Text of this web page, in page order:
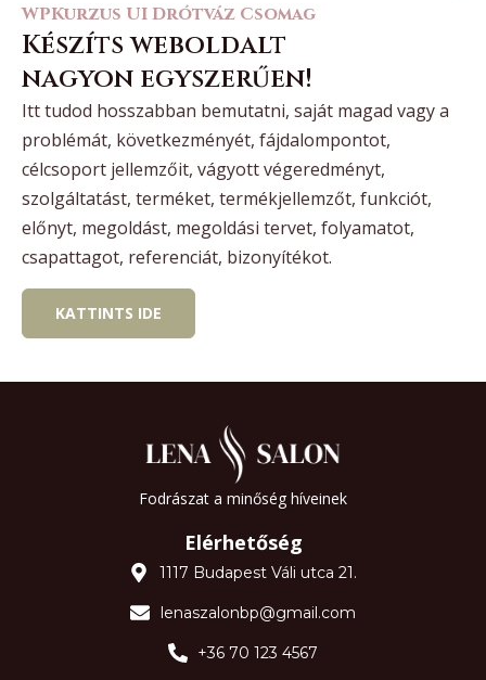
WPKurzus UI Drótváz Csomag
Készíts weboldalt
nagyon egyszerűen!
Itt tudod hosszabban bemutatni, saját magad vagy a
problémát, következményét, fájdalompontot,
célcsoport jellemzőit, vágyott végeredményt,
szolgáltatást, terméket, termékjellemzőt, funkciót,
előnyt, megoldást, megoldási tervet, folyamatot,
csapattagot, referenciát, bizonyítékot.
KATTINTS IDE
Fodrászat a minőség híveinek
Elérhetőség
1117 Budapest Váli utca 21.
lenaszalonbp@gmail.com
+36 70 123 4567